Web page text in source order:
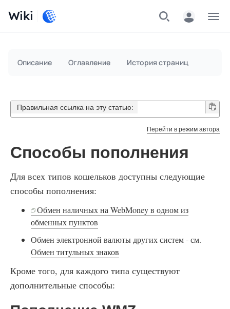
Wiki
Описание Оглавление История страниц
Правильная ссылка на эту статью:
Перейти в режим автора
Способы пополнения
Для всех типов кошельков доступны следующие
способы пополнения:
Обмен наличных на WebMoney в одном из
обменных пунктов
Обмен электронной валюты других систем - см.
Обмен титульных знаков
Кроме того, для каждого типа существуют
дополнительные способы: